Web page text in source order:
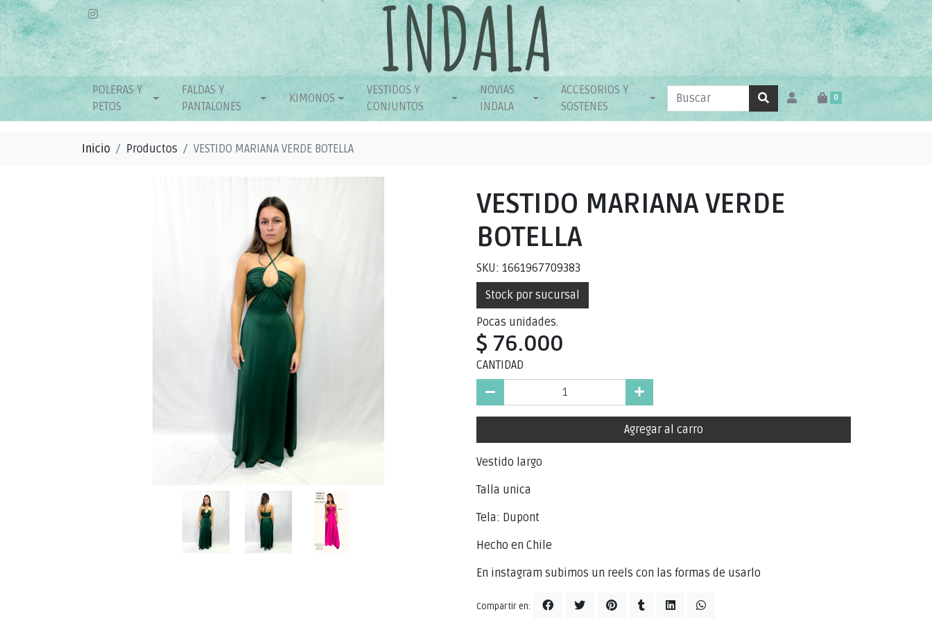
0
POLERAS Y
PETOS
FALDAS Y
PANTALONES
KIMONOS
VESTIDOS Y
CONJUNTOS
NOVIAS
INDALA
ACCESORIOS Y
SOSTENES
Inicio Productos VESTIDO MARIANA VERDE BOTELLA
VESTIDO MARIANA VERDE
BOTELLA
SKU: 1661967709383
Stock por sucursal
Pocas unidades.
$ 76.000
CANTIDAD
Agregar al carro
Vestido largo
Talla unica
Tela: Dupont
Hecho en Chile
En instagram subimos un reels con las formas de usarlo
Compartir en: